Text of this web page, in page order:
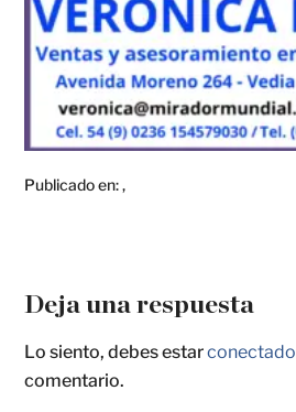
Publicado en:,
Deja una respuesta
Lo siento, debes estarconectado
comentario.